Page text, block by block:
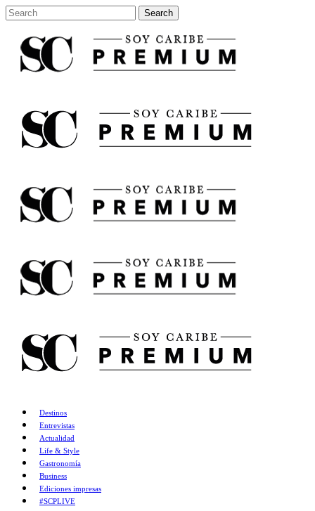
Destinos
Entrevistas
Actualidad
Life & Style
Gastronomía
Business
Ediciones impresas
#SCPLIVE